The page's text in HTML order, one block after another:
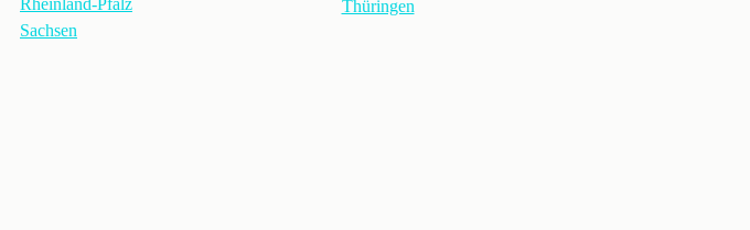
Rheinland-Pfalz
Sachsen
Thüringen